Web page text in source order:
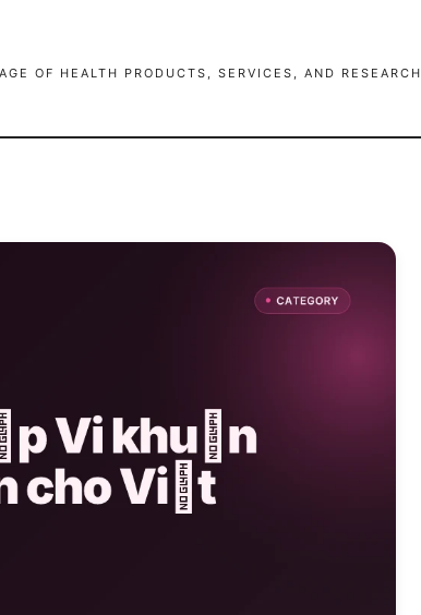
OF HEALTH PRODUCTS, SERVICES, AND RESEARCH